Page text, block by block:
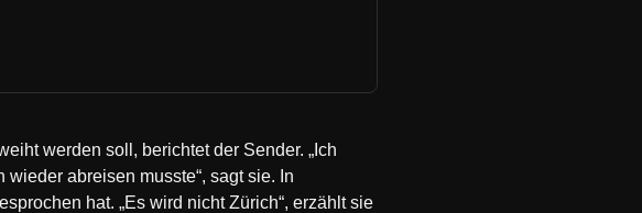
werden soll, berichtet der Sender. „Ich
abreisen musste“, sagt sie. In
hat. „Es wird nicht Zürich“, erzählt sie